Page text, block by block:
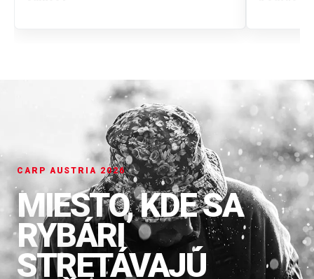
CARP AUSTRIA 2026
MIESTO, KDE SA
RYBÁRI
STRETÁVAJÚ